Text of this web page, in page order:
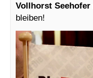
Vollhorst Seehofer
bleiben!